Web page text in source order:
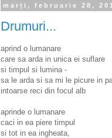
marți, februarie 28,
Drumuri...
aprind o lumanare
care sa arda in unica ei suflare
si timpul si lumina -
sa le arda si sa mi le picure in
intoarse reci din focul alb
aprinde o lumanare
caci in ea piere timpul
si tot in ea ingheata,